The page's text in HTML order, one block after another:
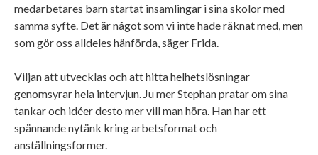
medarbetares barn startat insamlingar i sina skolor med
samma syfte. Det är något som vi inte hade räknat med, men
som gör oss alldeles hänförda, säger Frida.
Viljan att utvecklas och att hitta helhetslösningar
genomsyrar hela intervjun. Ju mer Stephan pratar om sina
tankar och idéer desto mer vill man höra. Han har ett
spännande nytänk kring arbetsformat och
anställningsformer.